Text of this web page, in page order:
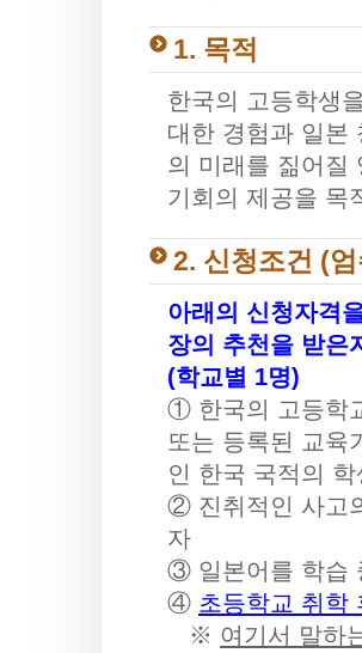
1. 목적
한국의 고등학생
대한 경험과 일본
의 미래를 짊어질
기회의 제공을 목
2. 신청조건 (
아래의 신청자격
장의 추천을 받은
(학교별 1명)
① 한국의 고등학
또는 등록된 교육
인 한국 국적의
② 진취적인 사고
자
③ 일본어를 학습
④ 초등학교 취학
※ 여기서 말하